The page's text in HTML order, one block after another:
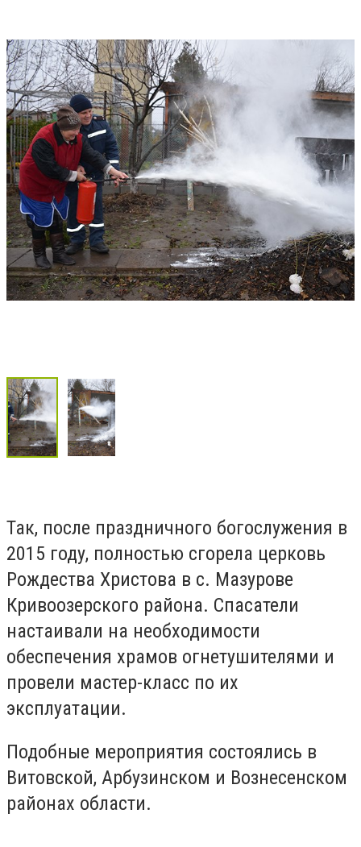
Так, после праздничного богослужения в
2015 году, полностью сгорела церковь
Рождества Христова в с. Мазурове
Кривоозерского района. Спасатели
настаивали на необходимости
обеспечения храмов огнетушителями и
провели мастер-класс по их
эксплуатации.
Подобные мероприятия состоялись в
Витовской, Арбузинском и Вознесенском
районах области.